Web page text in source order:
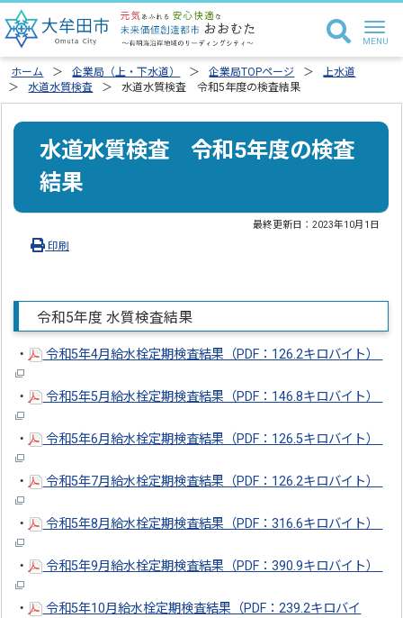
ホーム 企業局（上・下水道） 企業局TOPページ
上水道
水道水質検査
水道水質検査 令和5年度の検査結果
水道水質検査 令和5年度の検査
結果
最終更新日：2023年10月1日
印刷
令和5年度 水質検査結果
・ 令和5年4月給水栓定期検査結果（PDF：126.2キロバイト）
・ 令和5年5月給水栓定期検査結果（PDF：146.8キロバイト）
・ 令和5年6月給水栓定期検査結果（PDF：126.5キロバイト）
・ 令和5年7月給水栓定期検査結果（PDF：126.2キロバイト）
・ 令和5年8月給水栓定期検査結果（PDF：316.6キロバイト）
・ 令和5年9月給水栓定期検査結果（PDF：390.9キロバイト）
・
令和5年10月給水栓定期検査結果（PDF：239.2キロバイ